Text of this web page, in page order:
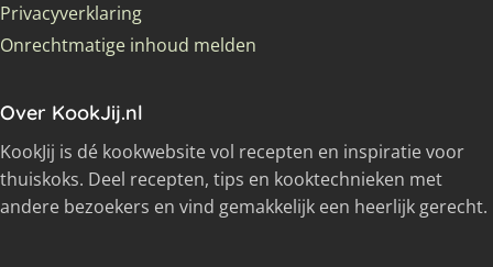
Privacyverklaring
Onrechtmatige inhoud melden
Over KookJij.nl
KookJij is dé kookwebsite vol recepten en inspiratie voor
thuiskoks. Deel recepten, tips en kooktechnieken met
andere bezoekers en vind gemakkelijk een heerlijk gerecht.